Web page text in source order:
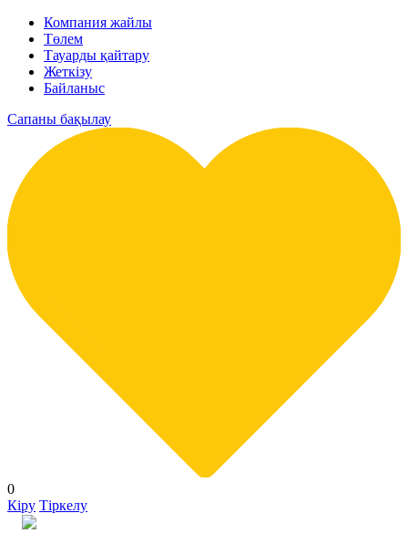
Компания жайлы
Төлем
Тауарды қайтару
Жеткізу
Байланыс
Сапаны бақылау
0
Кіру Тіркелу